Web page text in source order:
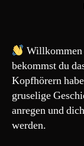
Willkommen
bekommst du
Kopfhörern
gruselige
anregen und
werden.